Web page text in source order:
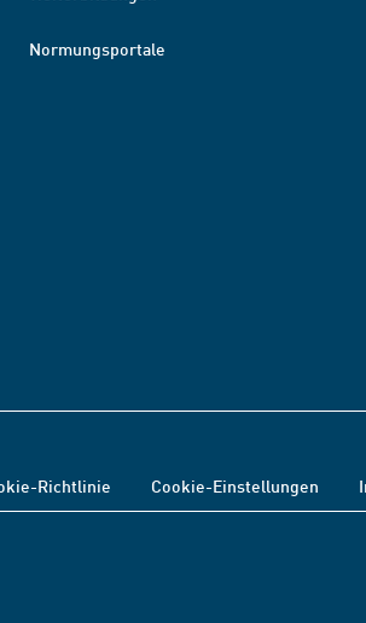
Normungsportale
Richtlinie Cookie-Einstellungen